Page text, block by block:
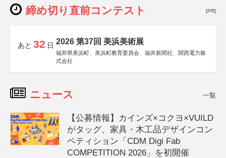
締め切り直前コンテスト [PR]
あと 32 日 2026 第37回 美浜美術展
福井県美浜町、美浜町教育委員会、福井新聞社、関西電力株
式会社
ニュース 一覧
【公募情報】カインズ×コクヨ×VUILD
がタッグ、家具・木工品デザインコン
ペティション「CDM Digi Fab
COMPETITION 2026」を初開催